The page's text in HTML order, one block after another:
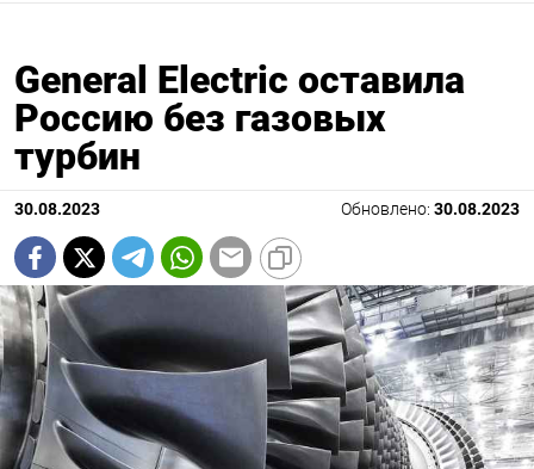
General Electric оставила
Россию без газовых
турбин
30.08.2023 Обновлено: 30.08.2023